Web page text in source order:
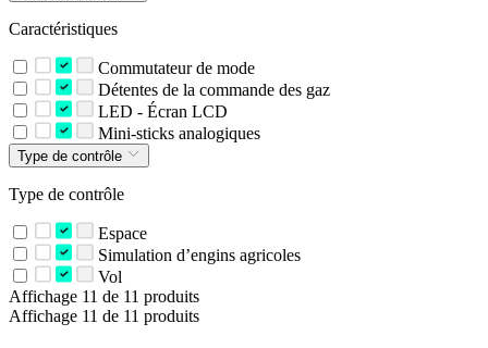
Caractéristiques
Commutateur de mode
Détentes de la commande des gaz
LED - Écran LCD
Mini-sticks analogiques
Type de contrôle
Type de contrôle
Espace
Simulation d’engins agricoles
Vol
Affichage 11 de 11 produits
Affichage 11 de 11 produits